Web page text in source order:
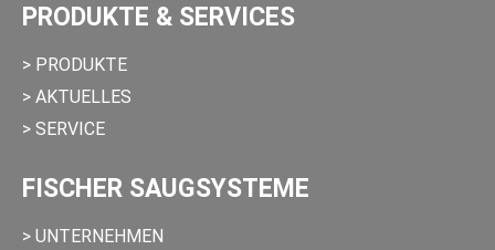
PRODUKTE & SERVICES
> PRODUKTE
> AKTUELLES
> SERVICE
FISCHER SAUGSYSTEME
> UNTERNEHMEN